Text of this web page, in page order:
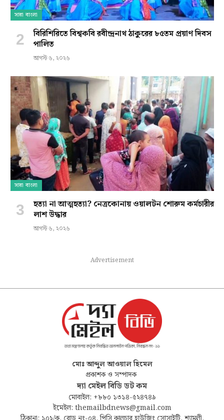
সারা বাংলা
বিরিশিরিতে বিশ্বকবি রবীন্দ্রনাথ ঠাকুরের ৮৫তম প্রয়াণ দিবস
পালিত
আগস্ট ৬, ২০২৬
সারা বাংলা
হত্যা না আত্মহত্যা? নেত্রকোনায় ওয়ালটন শোরুম কর্মচারীর
লাশ উদ্ধার
আগস্ট ৬, ২০২৬
Advertisement
মোঃ আব্দুল আওয়াল হিমেল
প্রকাশক ও সম্পাদক
দ্যা মেইল বিডি ডট কম
মোবাইল: +৮৮০ ১৩১৪-৫২৪৭৪৯
ইমেইল: themailbdnews@gmail.com